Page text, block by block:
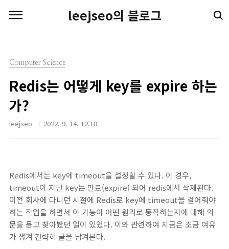
leejseo의 블로그
Computer Science
Redis는 어떻게 key를 expire 하는
가?
leejseo 2022. 9. 14. 12:18
Redis에서는 key에 timeout을 설정할 수 있다. 이 경우,
timeout이 지난 key는 만료(expire) 되어 redis에서 삭제된다.
이전 회사에 다니던 시절에 Redis로 key에 timeout을 걸어줘야
하는 작업을 하면서 이 기능이 어떤 원리로 동작하는지에 대해 의
문을 품고 찾아봤던 일이 있었다. 이와 관련하여 지금은 조금 여유
가 생겨 간략히 글을 남겨본다.